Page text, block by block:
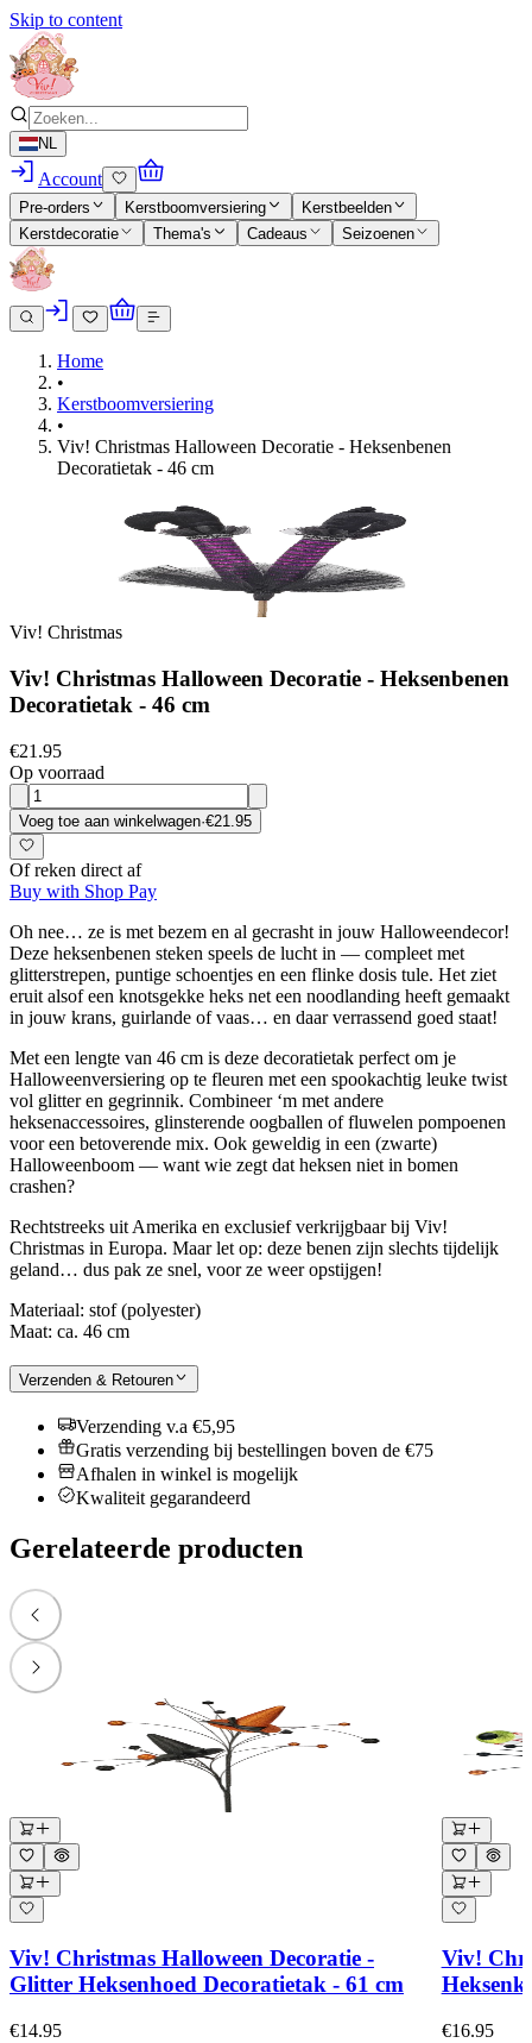
Skip to content
NL
Account
Pre-orders Kerstboomversiering
Kerstbeelden
Kerstdecoratie
Thema's Cadeaus Seizoenen
Home
•
Kerstboomversiering
•
Viv! Christmas Halloween Decoratie - Heksenbenen
Decoratietak - 46 cm
Viv! Christmas
Viv! Christmas Halloween Decoratie - Heksenbenen
Decoratietak - 46 cm
€21.95
Op voorraad
Voeg toe aan winkelwagen·€21.95
Of reken direct af
Buy with Shop Pay
Oh nee… ze is met bezem en al gecrasht in jouw Halloweendecor!
Deze heksenbenen steken speels de lucht in — compleet met
glitterstrepen, puntige schoentjes en een flinke dosis tule. Het ziet
eruit alsof een knotsgekke heks net een noodlanding heeft gemaakt
in jouw krans, guirlande of vaas… en daar verrassend goed staat!
Met een lengte van 46 cm is deze decoratietak perfect om je
Halloweenversiering op te fleuren met een spookachtig leuke twist
vol glitter en gegrinnik. Combineer ‘m met andere
heksenaccessoires, glinsterende oogballen of fluwelen pompoenen
voor een betoverende mix. Ook geweldig in een (zwarte)
Halloweenboom — want wie zegt dat heksen niet in bomen
crashen?
Rechtstreeks uit Amerika en exclusief verkrijgbaar bij Viv!
Christmas in Europa. Maar let op: deze benen zijn slechts tijdelijk
geland… dus pak ze snel, voor ze weer opstijgen!
Materiaal: stof (polyester)
Maat: ca. 46 cm
Verzenden & Retouren
Verzending v.a €5,95
Gratis verzending bij bestellingen boven de €75
Afhalen in winkel is mogelijk
Kwaliteit gegarandeerd
Gerelateerde producten
Viv! Christmas Halloween Decoratie -
Glitter Heksenhoed Decoratietak - 61 cm
€14.95
Viv!
€16.95